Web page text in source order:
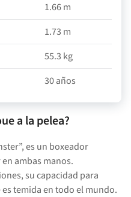
1.66 m
1.73 m
55.3 kg
30 años
a la pelea?
es un boxeador
ambas manos.
su capacidad para
temida en todo el mundo.